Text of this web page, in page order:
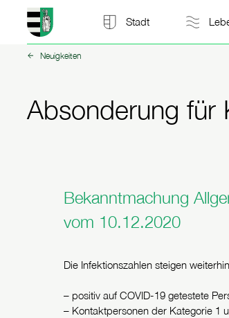
Stadt Kitzscher: zur Startseite
Stadt
zurück zu:
Neuigkeiten
Absonderung für
Bekanntmachung
vom 10.12.2020
Die Infektionszahlen steigen
– positiv auf COVID-19 getestete
– Kontaktpersonen der Kategorie 1